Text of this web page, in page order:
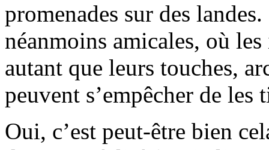
promenades sur des
néanmoins amicales, où
autant que leurs touches,
peuvent s’empêcher de les
Oui, c’est peut-être bien